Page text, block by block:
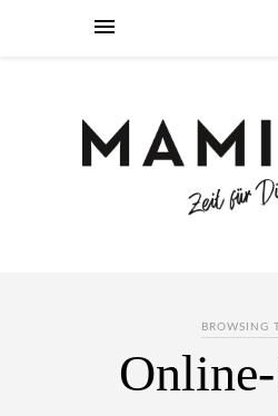
BROWSING